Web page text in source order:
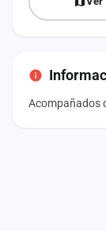
Acompañados